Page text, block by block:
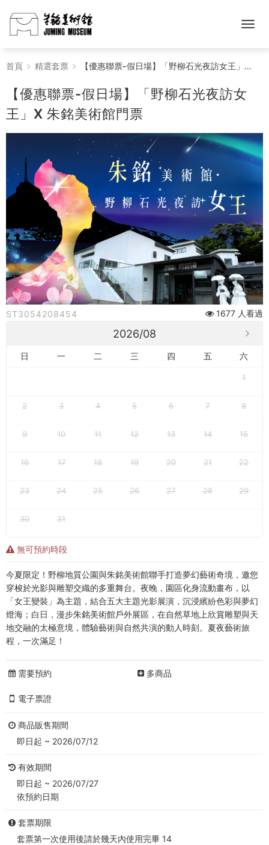
【優
惠
聯
票-
假
日
場】
「野
柳
石
光
王」
銘
美
術
館
門
票
-
朱
美
術
館
購
票
網
站
首頁 精選套票 【優惠聯票-假日場】「野柳石光夜訪女王」X 朱銘美術館門票
【優惠聯票-假日場】「野柳石光夜訪女
王」X 朱銘美術館門票
ST3054208454 1677 人看過
2026/08
日 一 二 三 四 五 六
1
2 3 4 5 6 7 8
9 10 11 12 13 14 15
16 17 18 19 20 21 22
23 24 25 26 27 28 29
30 31
無可預約時段
今夏限定！野柳地質公園與朱銘美術館聯手打造夢幻藝術奇境，邀您
穿梭於光影與雕塑交織的多重舞台。夜晚，園區化身流動畫布，以
「女王變裝」為主題，結合五大主題光影展演，沉浸繽紛色彩與夢幻
燈海；白日，漫步朱銘美術館戶外展區，在自然草地上欣賞雕塑與天
地交融的太極意境，體驗藝術與自然共演的動人時刻。夏夜藝術旅
程，一次滿足！
需要預約 多商品
電子票證
商品販售期間
即日起 ~ 2026/07/12
有效期間
即日起 ~ 2026/07/27
依預約日期
套票期限
套票第一次使用後請於幾天內使用完畢 14